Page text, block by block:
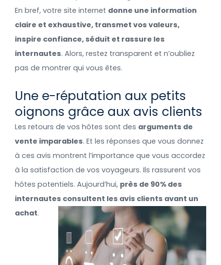
En bref, votre site internet donne une information
claire et exhaustive, transmet vos valeurs,
inspire confiance, séduit et rassure les
internautes. Alors, restez transparent et n’oubliez
pas de montrer qui vous êtes.
Une e-réputation aux petits
oignons grâce aux avis clients
Les retours de vos hôtes sont des arguments de
vente imparables. Et les réponses que vous donnez
à ces avis montrent l’importance que vous accordez
à la satisfaction de vos voyageurs. Ils rassurent vos
hôtes potentiels. Aujourd’hui, près de 90% des
internautes consultent les avis clients avant un
achat.